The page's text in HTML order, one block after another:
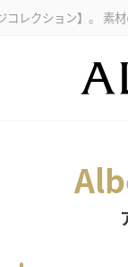
素材の一枚一枚に